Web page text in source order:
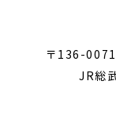
〒136-
JR総